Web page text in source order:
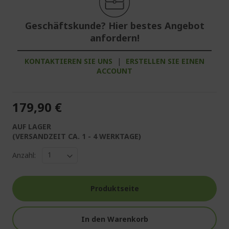
Geschäftskunde? Hier bestes Angebot
anfordern!
KONTAKTIEREN SIE UNS |
ERSTELLEN SIE EINEN
ACCOUNT
179,90 €
AUF LAGER
(VERSANDZEIT CA. 1 - 4 WERKTAGE)
Anzahl:
Produktseite
In den Warenkorb